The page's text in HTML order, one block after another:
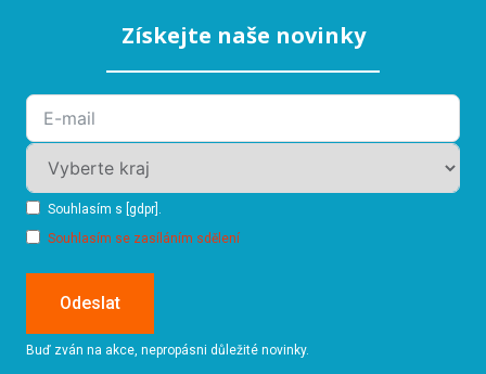
Získejte naše novinky
Souhlasím s [gdpr].
Souhlasím se zasíláním sdělení
Odeslat
Buď zván na akce, nepropásni důležité novinky.